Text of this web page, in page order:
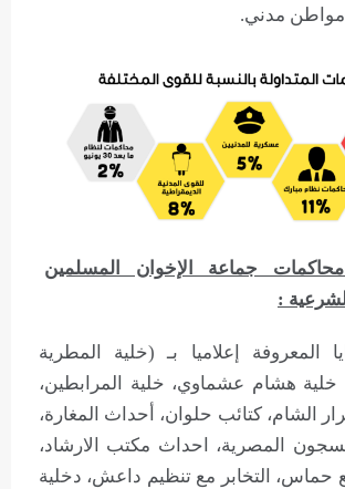
جماعة الإخوان المسلمين
:
المعروفة إعلاميا بـ (خلية المطرية
خلية هشام عشماوي، خلية المرابطين،
الشام، كتائب حلوان، أحداث المغارة،
المصرية، احداث مكتب الارشاد،
حماس، التخابر مع تنظيم داعش، دخلية